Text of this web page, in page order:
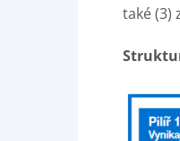
také (3)